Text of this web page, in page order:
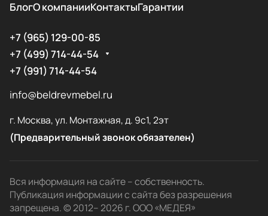
БлогО компанииКонтактыГарантии
+7 (965) 129-00-85
+7 (499) 714-44-54
+7 (991) 714-44-54
info@beldrevmebel.ru
г. Москва, ул. Монтажная, д. 9с1, 2эт
(Предварительный звонок обязателен)
Вся информация на сайте – собственность.
Публикация информации с сайта без разрешения
запрещена. © 2012– 2026 г. ООО «МЕДЕЯ»